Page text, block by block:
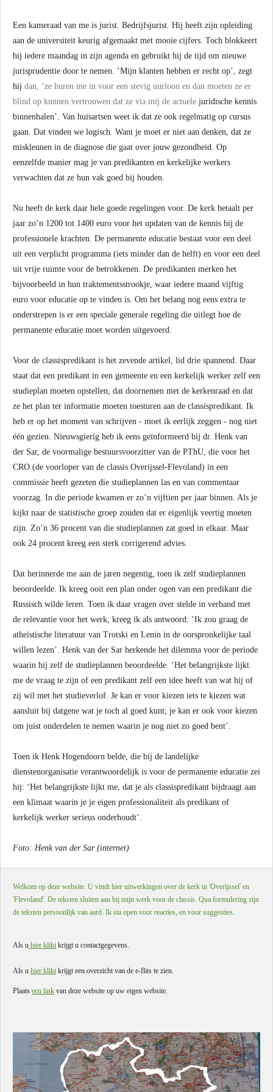
Een kameraad van me is jurist. Bedrijfsjurist. Hij heeft zijn opleiding
aan de universiteit keurig afgemaakt met mooie cijfers. Toch blokkeert
hij iedere maandag in zijn agenda en gebruikt hij de tijd om nieuwe
jurisprudentie door te nemen. ‘Mijn klanten hebben er recht op’, zegt
hij dan, ‘ze huren me in voor een stevig uurloon en dan moeten ze er
blind op kunnen vertrouwen dat ze via mij de actuele juridische kennis
binnenhalen’. Van huisartsen weet ik dat ze ook regelmatig op cursus
gaan. Dat vinden we logisch. Want je moet er niet aan denken, dat ze
miskleunen in de diagnose die gaat over jouw gezondheid. Op
eenzelfde manier mag je van predikanten en kerkelijke werkers
verwachten dat ze hun vak goed bij houden.
Nu heeft de kerk daar hele goede regelingen voor. De kerk betaalt per
jaar zo’n 1200 tot 1400 euro voor het updaten van de kennis bij de
professionele krachten. De permanente educatie bestaat voor een deel
uit een verplicht programma (iets minder dan de helft) en voor een deel
uit vrije ruimte voor de betrokkenen. De predikanten merken het
bijvoorbeeld in hun traktementsstrookje, waar iedere maand vijftig
euro voor educatie op te vinden is. Om het belang nog eens extra te
onderstrepen is er een speciale generale regeling die uitlegt hoe de
permanente educatie moet worden uitgevoerd.
Voor de classispredikant is het zevende artikel, lid drie spannend. Daar
staat dat een predikant in een gemeente en een kerkelijk werker zelf een
studieplan moeten opstellen, dat doornemen met de kerkenraad en dat
ze het plan ter informatie moeten toesturen aan de classispredikant. Ik
heb er op het moment van schrijven - moet ik eerlijk zeggen - nog niet
één gezien. Nieuwsgierig heb ik eens geïnformeerd bij dr. Henk van
der Sar, de voormalige bestuursvoorzitter van de PThU, die voor het
CRO (de voorloper van de classis Overijssel-Flevoland) in een
commissie heeft gezeten die studieplannen las en van commentaar
voorzag. In die periode kwamen er zo’n vijftien per jaar binnen. Als je
kijkt naar de statistische groep zouden dat er eigenlijk veertig moeten
zijn. Zo’n 36 procent van die studieplannen zat goed in elkaar. Maar
ook 24 procent kreeg een sterk corrigerend advies.
Dat herinnerde me aan de jaren negentig, toen ik zelf studieplannen
beoordeelde. Ik kreeg ooit een plan onder ogen van een predikant die
Russisch wilde leren. Toen ik daar vragen over stelde in verband met
de relevantie voor het werk, kreeg ik als antwoord: ‘Ik zou graag de
atheïstische literatuur van Trotski en Lenin in de oorspronkelijke taal
willen lezen’. Henk van der Sar herkende het dilemma voor de periode
waarin hij zelf de studieplannen beoordeelde. ‘Het belangrijkste lijkt
me de vraag te zijn of een predikant zelf een idee heeft van wat hij of
zij wil met het studieverlof. Je kan er voor kiezen iets te kiezen wat
aansluit bij datgene wat je toch al goed kunt; je kan er ook voor kiezen
om juist onderdelen te nemen waarin je nog niet zo goed bent’.
Toen ik Henk Hogendoorn belde, die bij de landelijke
dienstenorganisatie verantwoordelijk is voor de permanente educatie zei
hij: ‘Het belangrijkste lijkt me, dat je als classispredikant bijdraagt aan
een klimaat waarin je je eigen professionaliteit als predikant of
kerkelijk werker serieus onderhoudt’.
Foto: Henk van der Sar (internet)
Welkom op deze website. U vindt hier uitwerkingen over de kerk in 'Overijssel' en
'Flevoland'. De teksten sluiten aan bij mijn werk voor de classis. Qua formulering zijn
de teksten persoonlijk van aard. Ik sta open voor reacties, en voor suggesties.
Als u hier klikt krijgt u contactgegevens.
Als u hier klikt krijgt een overzicht van de e-flits te zien.
Plaats een link van deze website op uw eigen website.